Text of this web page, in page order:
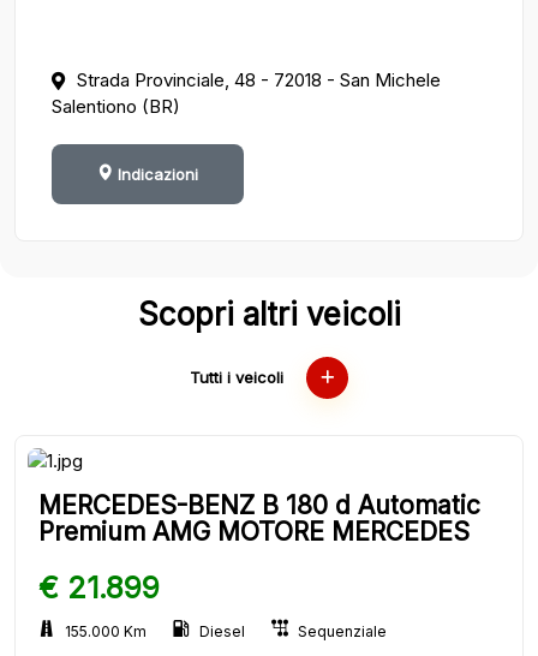
Strada Provinciale, 48 - 72018 - San Michele
Salentiono (BR)
Indicazioni
Scopri altri veicoli
Tutti i veicoli
MERCEDES-BENZ B 180 d Automatic
Premium AMG MOTORE MERCEDES
€ 21.899
155.000 Km Diesel Sequenziale